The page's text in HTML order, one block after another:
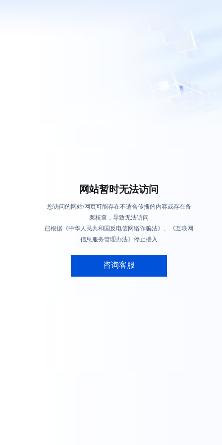
网站暂时无法访问
您访问的网站/网页可能存在不适合传播的内容或存在备
案核查，导致无法访问
已根据《中华人民共和国反电信网络诈骗法》、《互联网
信息服务管理办法》停止接入
咨询客服